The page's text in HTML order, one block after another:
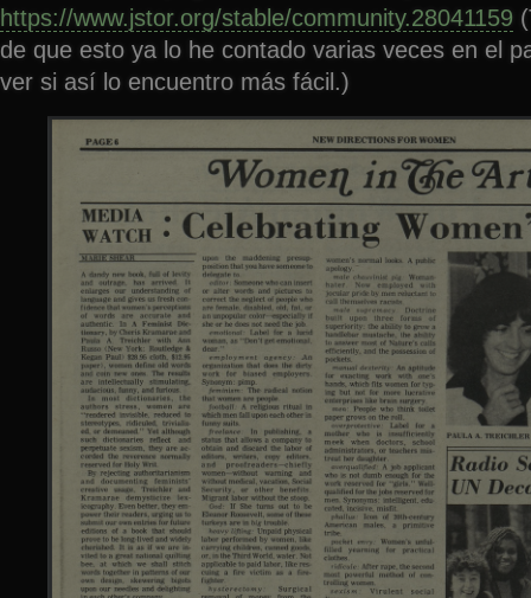
https://www.jstor.org/stable/community.28041159
de que esto ya lo he contado varias veces en el
ver si así lo encuentro más fácil.)